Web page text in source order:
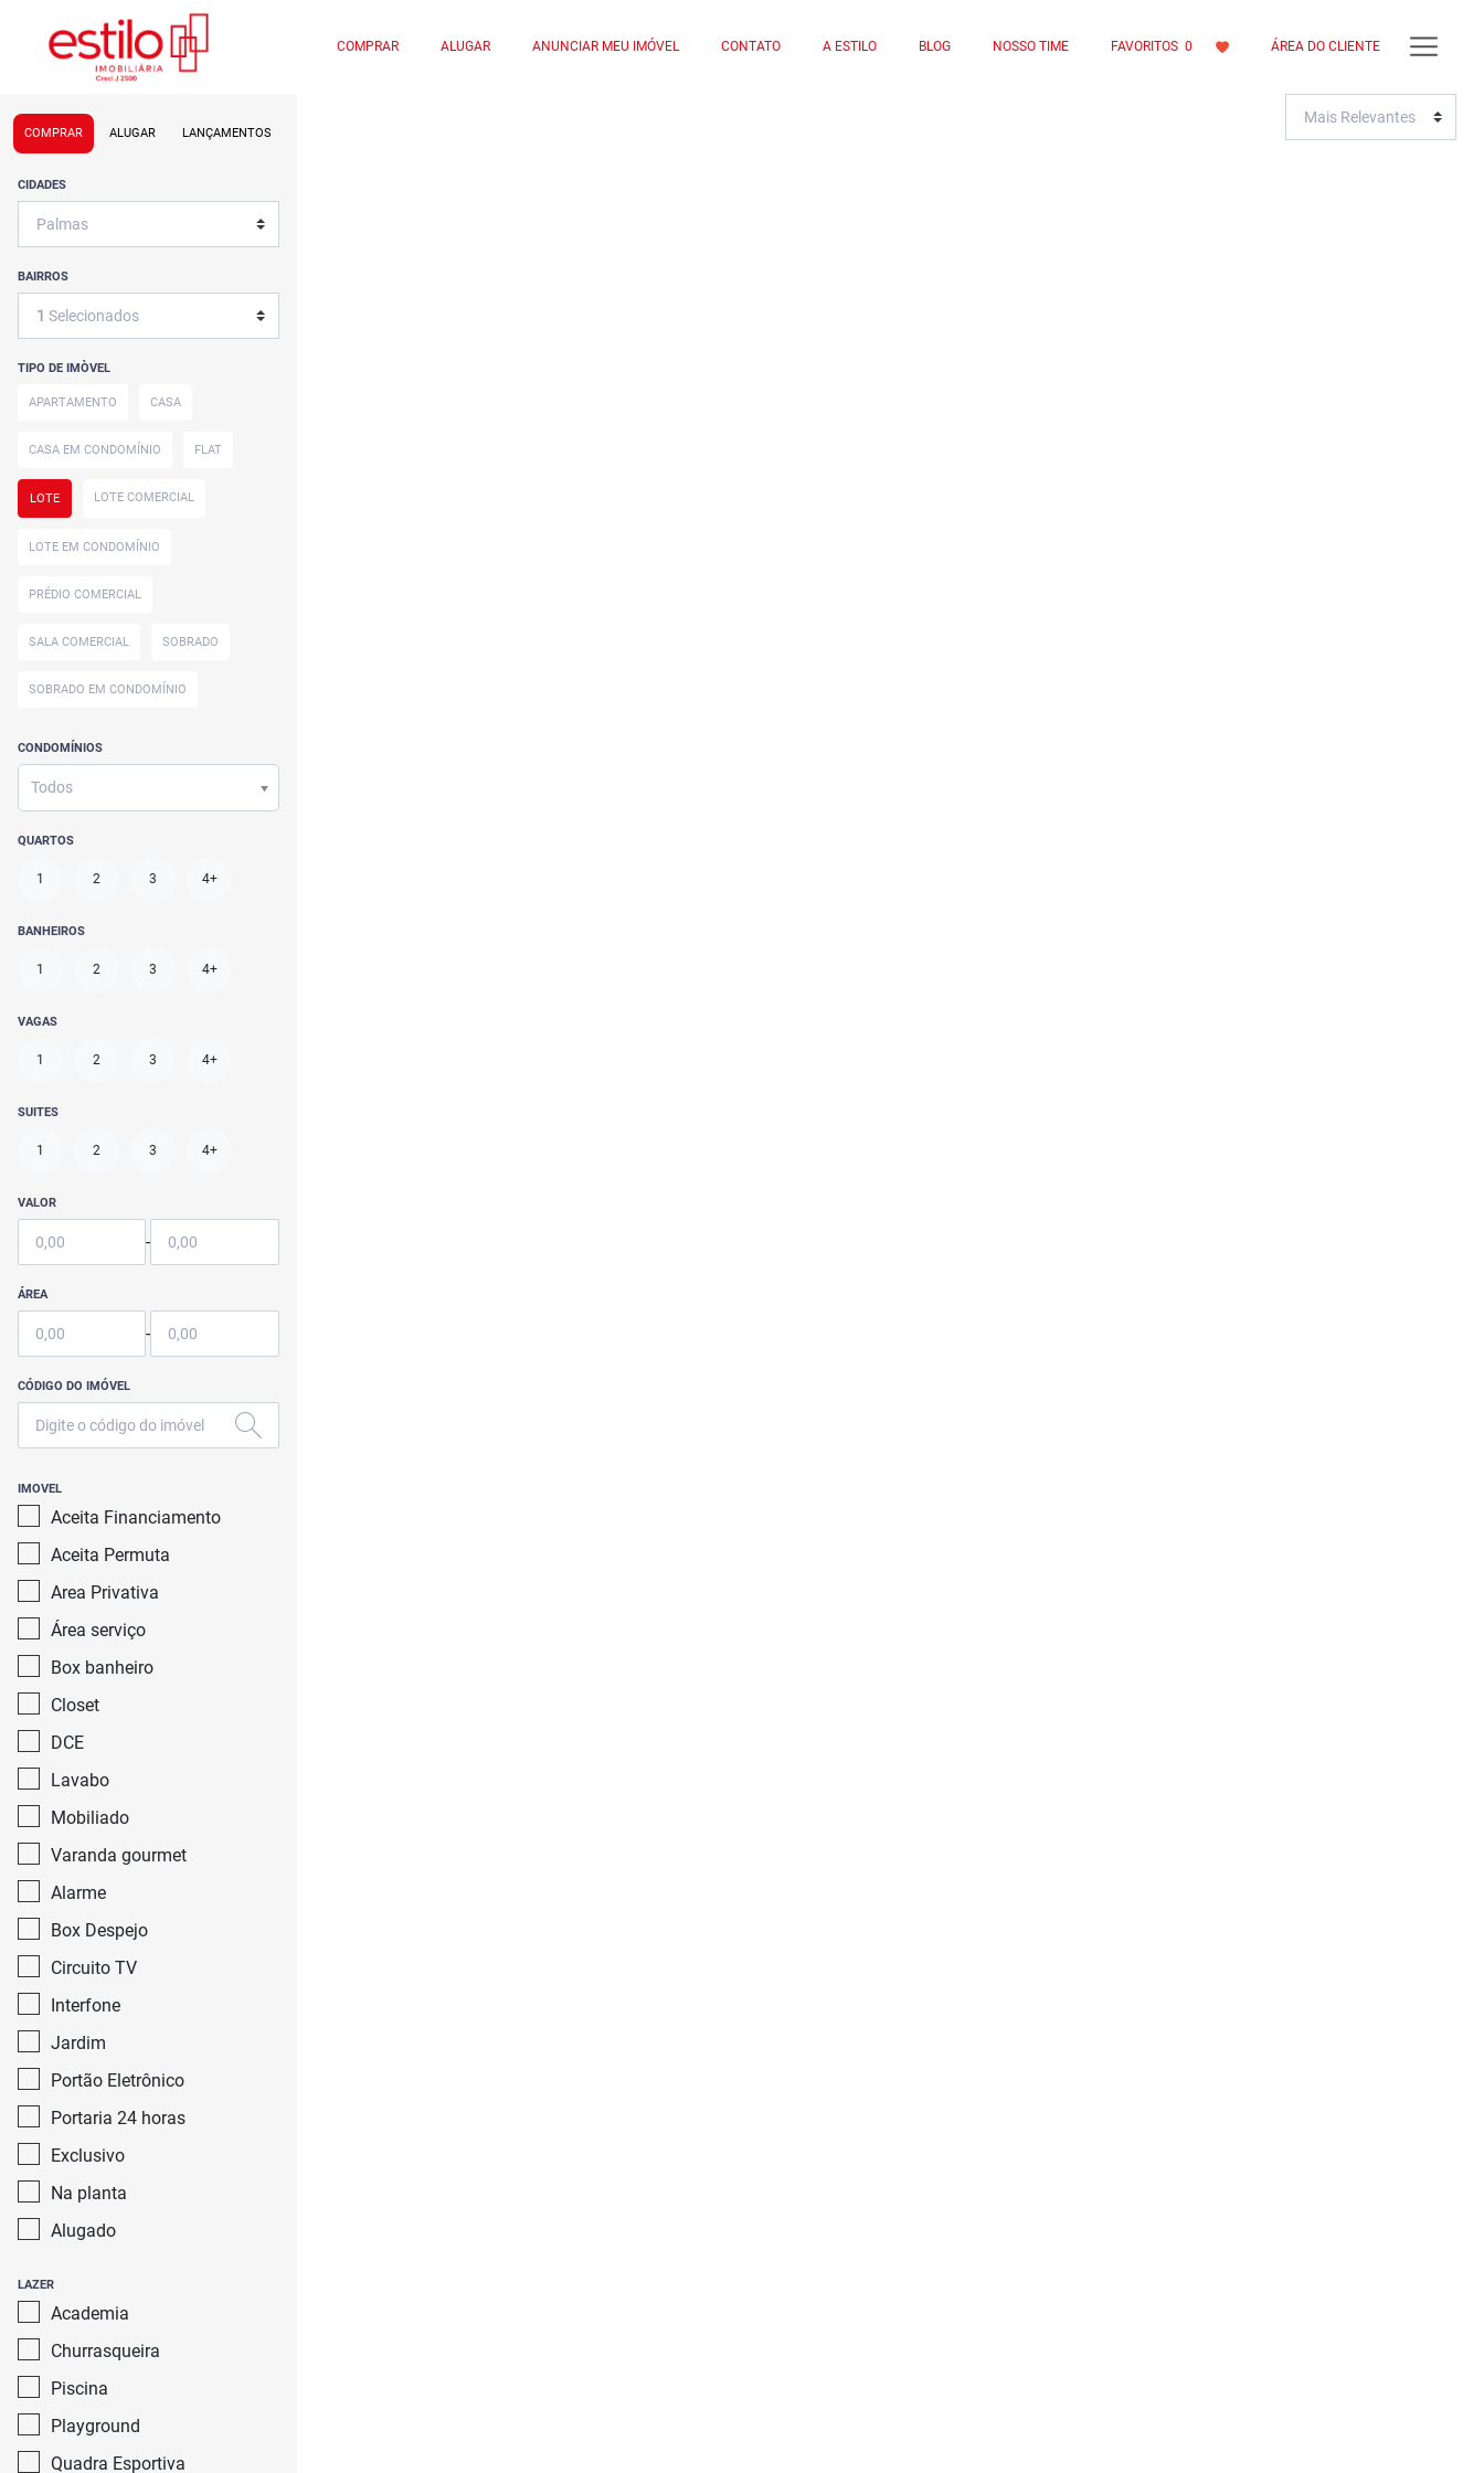
COMPRAR ALUGAR ANUNCIAR MEU IMÓVEL CONTATO A ESTILO BLOG NOSSO TIME FAVORITOS 0 ÁREA DO CLIENTE
COMPRAR ALUGAR LANÇAMENTOS
CIDADES
BAIRROS
1 Selecionados
TIPO DE IMÒVEL
APARTAMENTO CASA
CASA EM CONDOMÍNIO FLAT
LOTE LOTE COMERCIAL
LOTE EM CONDOMÍNIO
PRÉDIO COMERCIAL
SALA COMERCIAL SOBRADO
SOBRADO EM CONDOMÍNIO
CONDOMÍNIOS
Todos
QUARTOS
1 2 3 4+
BANHEIROS
1 2 3 4+
VAGAS
1 2 3 4+
SUITES
1 2 3 4+
VALOR
-
ÁREA
-
CÓDIGO DO IMÓVEL
IMOVEL
Aceita Financiamento
Aceita Permuta
Area Privativa
Área serviço
Box banheiro
Closet
DCE
Lavabo
Mobiliado
Varanda gourmet
Alarme
Box Despejo
Circuito TV
Interfone
Jardim
Portão Eletrônico
Portaria 24 horas
Exclusivo
Na planta
Alugado
LAZER
Academia
Churrasqueira
Piscina
Playground
Quadra Esportiva